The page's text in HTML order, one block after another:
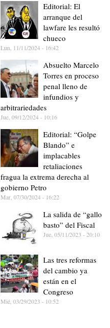
Editorial: El
arranque del
lawfare les resultó
chueco
Lun, 11/11/2024 - 16:42
Absuelto Marcelo
Torres en proceso
penal lleno de
infundios y
arbitrariedades
Jue, 09/12/2024 - 10:16
Editorial: “Golpe
Blando” e
implacables
retaliaciones
fragua la extrema derecha al
gobierno Petro
Mar, 07/30/2024 - 16:22
La salida de “gallo
basto” del Fiscal
Jue, 05/11/2023 - 20:10
Las tres reformas
del cambio ya
están en el
Congreso
Mié, 03/29/2023 - 10:52